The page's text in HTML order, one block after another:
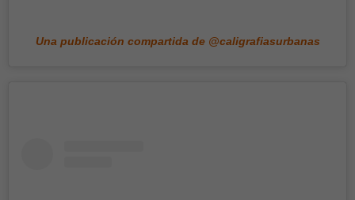
Una publicación compartida de @caligrafiasurbanas